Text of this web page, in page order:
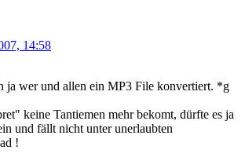
14:58
ja wer und allen ein MP3 File konvertiert. *g
keine Tantiemen mehr bekomt, dürfte es ja
und fällt nicht unter unerlaubten
!